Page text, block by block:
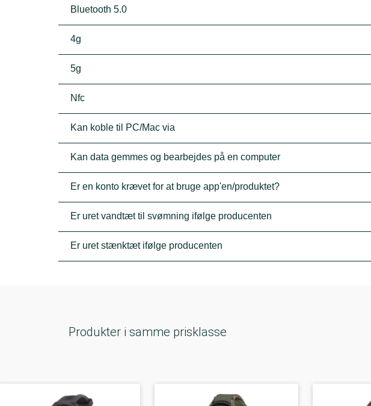
Bluetooth 5.0
4g
5g
Nfc
Kan koble til PC/Mac via
Kan data gemmes og bearbejdes på en computer
Er en konto krævet for at bruge app'en/produktet?
Er uret vandtæt til svømning ifølge producenten
Er uret stænktæt ifølge producenten
Produkter i samme prisklasse